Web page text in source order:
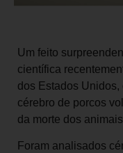
Um feito
científica
dos Estados
cérebro de porcos
da morte dos
Foram analisados